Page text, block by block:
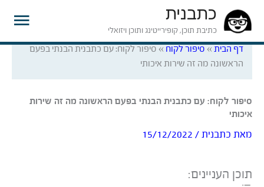
כתבנית
כתיבת תוכן, קופירייטינג ותוכן ויזואלי
דף הבית » סיפור לקוח » סיפור לקוח: עם כתבנית הבנתי בפעם
הראשונה מה זה שירות איכותי
סיפור לקוח: עם כתבנית הבנתי בפעם הראשונה מה זה שירות
איכותי
מאת כתבנית/
15/12/2022
תוכן העניינים: